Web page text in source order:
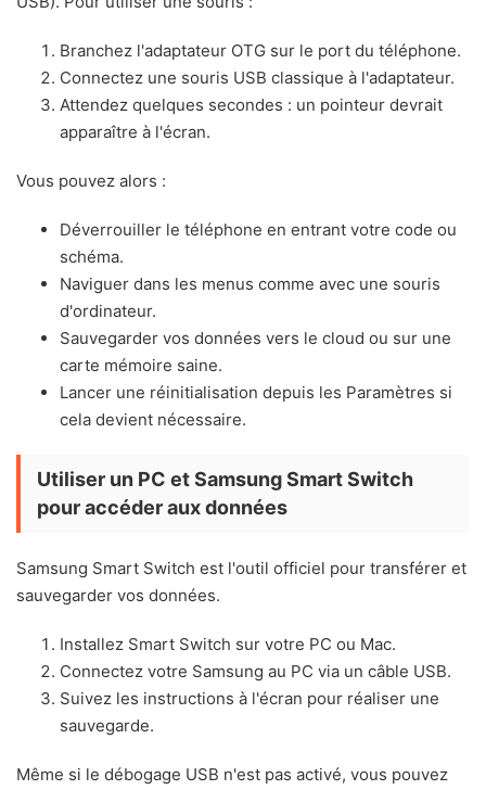
Branchez l'adaptateur OTG sur le port du téléphone.
Connectez une souris USB classique à l'adaptateur.
Attendez quelques secondes : un pointeur devrait
apparaître à l'écran.
Vous pouvez alors :
Déverrouiller le téléphone en entrant votre code ou
schéma.
Naviguer dans les menus comme avec une souris
d'ordinateur.
Sauvegarder vos données vers le cloud ou sur une
carte mémoire saine.
Lancer une réinitialisation depuis les Paramètres si
cela devient nécessaire.
Utiliser un PC et Samsung Smart Switch
pour accéder aux données
Samsung Smart Switch est l'outil officiel pour transférer et
sauvegarder vos données.
Installez Smart Switch sur votre PC ou Mac.
Connectez votre Samsung au PC via un câble USB.
Suivez les instructions à l'écran pour réaliser une
sauvegarde.
Même si le débogage USB n'est pas activé, vous pouvez